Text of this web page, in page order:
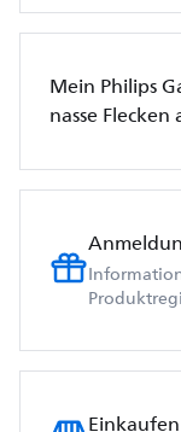
Mein Philips
nasse